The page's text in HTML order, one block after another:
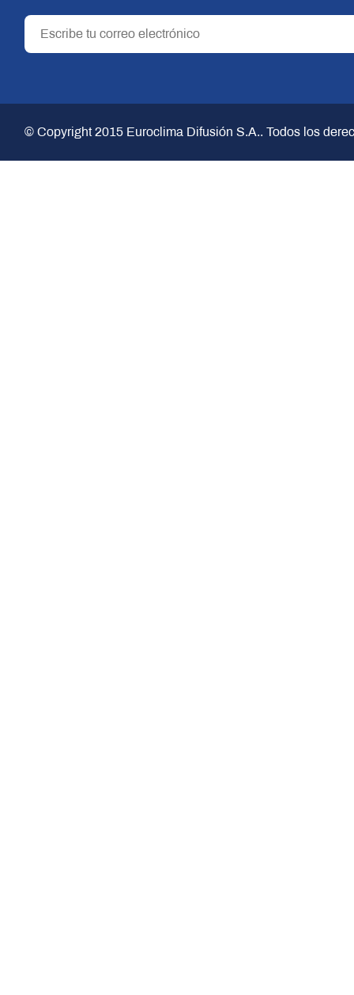
© Copyright 2015Euroclima Difusión S.A.. Todos los